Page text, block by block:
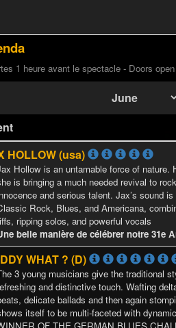
1 heure avant le spectacle - Doors
HOLLOW (usa)
Hollow is an untamable force of nature.
is bringing a much needed revival to
and serious talent. Jax’s sound
Rock, Blues, and Americana,
ripping solos, and powerful vocals
belle manière de célébrer notre 31e
WHAT ? (D)
3 young musicians give the traditional
and distinctive touch. Wafting
delicate ballads and then again
itself to be multi-faceted with